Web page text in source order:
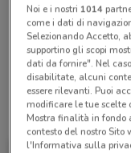
06 2155000
G.A.M. S.N.C.
Tutte le
Noi e i nostri 1014
come i dati di
Selezionando Accetto,
supportino gli scopi
dati da fornire". Nel
disabilitate, alcuni
essere rilevanti. Puoi
modificare le tue scelte
Mostra finalità in fondo
contesto del nostro Sito
l'Informativa sulla